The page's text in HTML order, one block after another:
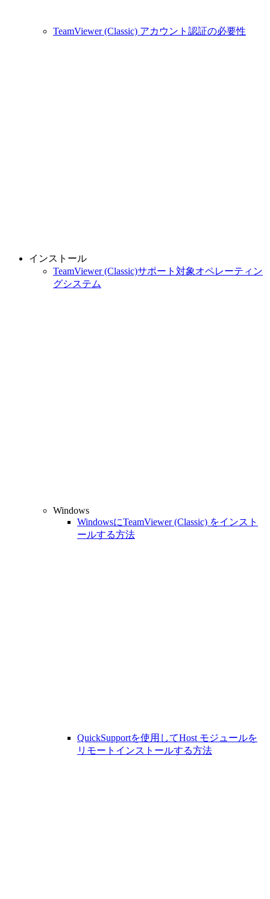
TeamViewer (Classic) アカウント認証の必要性
インストール
TeamViewer (Classic)サポート対象オペレーティン
グシステム
Windows
WindowsにTeamViewer (Classic) をインスト
ールする方法
QuickSupportを使用してHost モジュールを
リモートインストールする方法